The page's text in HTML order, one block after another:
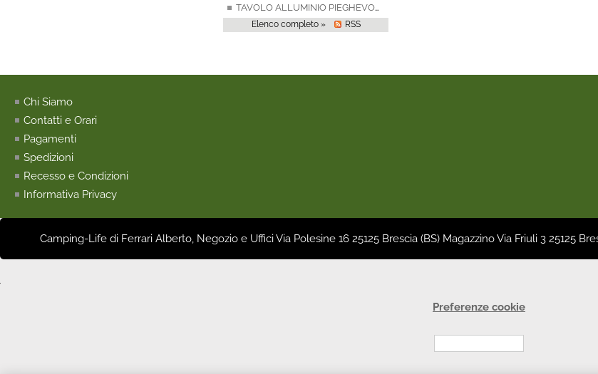
TAVOLO ALLUMINIO PIEGHEVOLE SILVER GAP LESS 6P 140 X 81 0406077N
Elenco completo » RSS
Chi Siamo
Contatti e Orari
Pagamenti
Spedizioni
Recesso e Condizioni
Informativa Privacy
Camping-Life di Ferrari Alberto, Negozio e Uffici Via Polesine 16 25125 Brescia (BS) Magazzino Via Friuli 3 25125
Preferenze cookie